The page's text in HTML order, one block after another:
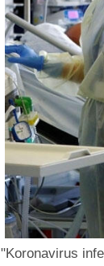
"Koronavirus